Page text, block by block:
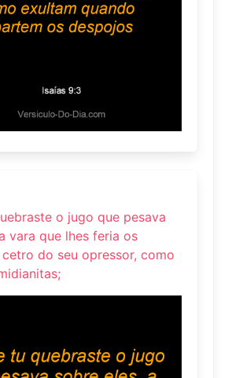
o jugo que pesava
vara que lhes feria os
do seu opressor, como